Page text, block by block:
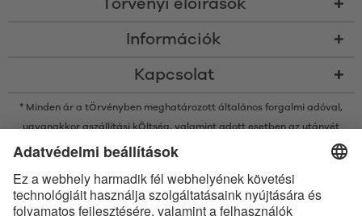
Törvényi előírások
Információk
Kapcsolat
* Minden ár a tÖrvényben meghatározott általános forgalmi adóval,
ugyanakkor aszállítási kÖltség, valamint adott esetben az utánvét
kÖltsége nélkÜl értendő, amennyiben nincsen máshogy leírva
az Satisfyer GmbH az ilyen védjegyeket mindenkor licenc alatt
használja.